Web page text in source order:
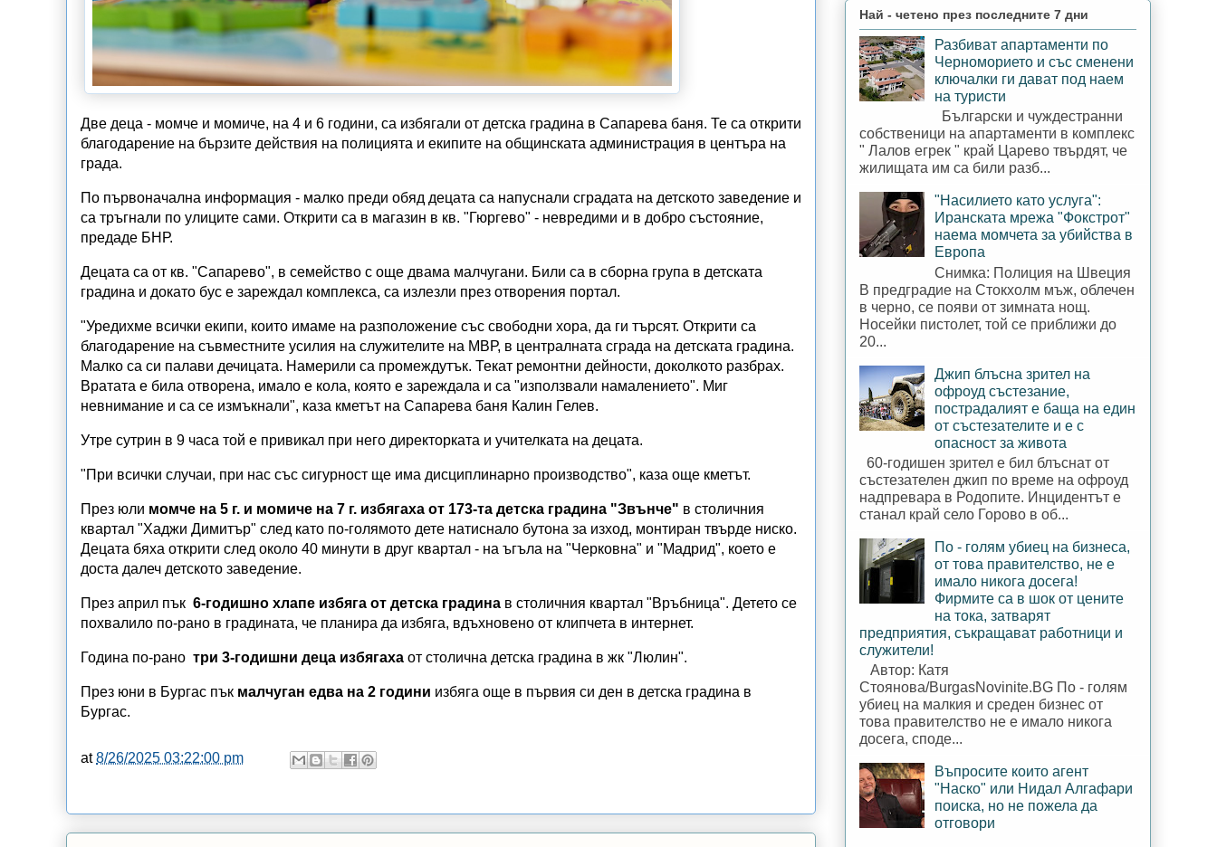
Две деца - момче и момиче, на 4 и 6 години, са избягали от детска градина в Сапарева баня. Те са открити
благодарение на бързите действия на полицията и екипите на общинската администрация в центъра на
града.
По първоначална информация - малко преди обяд децата са напуснали сградата на детското заведение и
са тръгнали по улиците сами. Открити са в магазин в кв. "Гюргево" - невредими и в добро състояние,
предаде БНР.
Децата са от кв. "Сапарево", в семейство с още двама малчугани. Били са в сборна група в детската
градина и докато бус е зареждал комплекса, са излезли през отворения портал.
"Уредихме всички екипи, които имаме на разположение със свободни хора, да ги търсят. Открити са
благодарение на съвместните усилия на служителите на МВР, в централната сграда на детската градина.
Малко са си палави дечицата. Намерили са промеждутък. Текат ремонтни дейности, доколкото разбрах.
Вратата е била отворена, имало е кола, която е зареждала и са "използвали намалението". Миг
невнимание и са се измъкнали", каза кметът на Сапарева баня Калин Гелев.
Утре сутрин в 9 часа той е привикал при него директорката и учителката на децата.
"При всички случаи, при нас със сигурност ще има дисциплинарно производство", каза още кметът.
През юли момче на 5 г. и момиче на 7 г. избягаха от 173-та детска градина "Звънче" в столичния
квартал "Хаджи Димитър" след като по-голямото дете натиснало бутона за изход, монтиран твърде ниско.
Децата бяха открити след около 40 минути в друг квартал - на ъгъла на "Черковна" и "Мадрид", което е
доста далеч детското заведение.
През април пък 6-годишно хлапе избяга от детска градина в столичния квартал "Връбница". Детето се
похвалило по-рано в градината, че планира да избяга, вдъхновено от клипчета в интернет.
Година по-рано три 3-годишни деца избягаха от столична детска градина в жк "Люлин".
През юни в Бургас пък малчуган едва на 2 години избяга още в първия си ден в детска градина в
Бургас.
at8/26/2025 03:22:00 pm
Най - четено през последните 7 дни
Разбиват апартаменти по
Черноморието и със сменени
ключалки ги дават под наем
на туристи
Български и чуждестранни
собственици на апартаменти в комплекс
" Лалов егрек " край Царево твърдят, че
жилищата им са били разб...
"Насилието като услуга":
Иранската мрежа "Фокстрот"
наема момчета за убийства в
Европа
Снимка: Полиция на Швеция
В предградие на Стокхолм мъж, облечен
в черно, се появи от зимната нощ.
Носейки пистолет, той се приближи до
20...
Джип блъсна зрител на
офроуд състезание,
пострадалият е баща на един
от състезателите и е с
опасност за живота
60-годишен зрител е бил блъснат от
състезателен джип по време на офроуд
надпревара в Родопите. Инцидентът е
станал край село Горово в об...
По - голям убиец на бизнеса,
от това правителство, не е
имало никога досега!
Фирмите са в шок от цените
на тока, затварят
предприятия, съкращават работници и
служители!
Автор: Катя
Стоянова/BurgasNovinite.BG По - голям
убиец на малкия и среден бизнес от
това правителство не е имало никога
досега, споде...
Въпросите които агент
"Наско" или Нидал Алгафари
поиска, но не пожела да
отговори